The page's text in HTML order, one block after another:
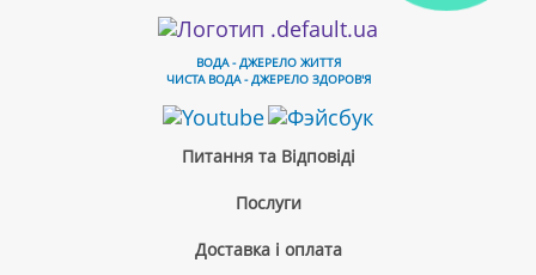
ВОДА - ДЖЕРЕЛО ЖИТТЯ
ЧИСТА ВОДА - ДЖЕРЕЛО ЗДОРОВ'Я
Питання та Відповіді
Послуги
Доставка і оплата